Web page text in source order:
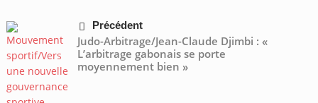
Précédent
Judo-Arbitrage/Jean-Claude Djimbi : «
L’arbitrage gabonais se porte
moyennement bien »